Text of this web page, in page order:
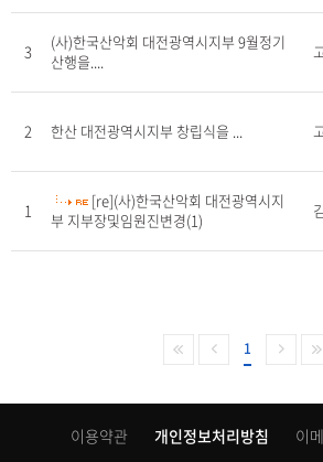
3
(사)한국산악회 대전광역시지부 9월정기
산행을....
2 한산 대전광역시지부 창립식을 ...
1
[re](사)한국산악회 대전광역시지
부 지부장및임원진변경(1)
1
이용약관 개인정보처리방침 이